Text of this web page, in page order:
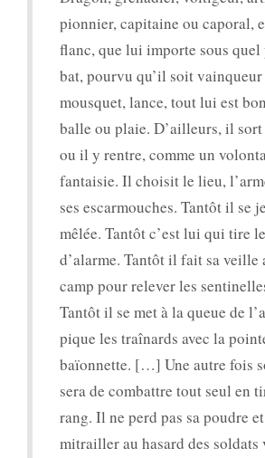
pionnier, capitaine ou caporal,
flanc, que lui importe sous quel
bat, pourvu qu’il soit
mousquet, lance, tout lui est
balle ou plaie. D’ailleurs, il sort
ou il y rentre, comme un
fantaisie. Il choisit le lieu,
ses escarmouches. Tantôt il se
mêlée. Tantôt c’est lui qui tire
d’alarme. Tantôt il fait sa veille
camp pour relever les
Tantôt il se met à la queue de
pique les traînards avec la
baïonnette. […] Une autre fois
sera de combattre tout seul en
rang. Il ne perd pas sa poudre
mitrailler au hasard des soldats